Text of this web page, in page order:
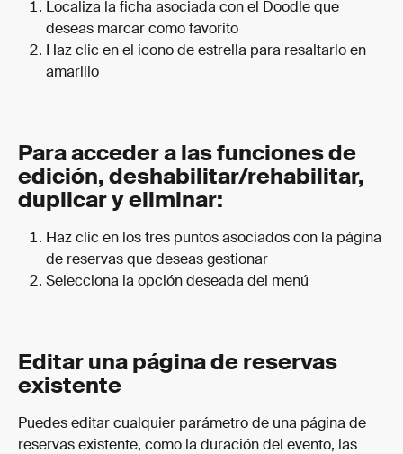
Localiza la ficha asociada con el Doodle que
deseas marcar como favorito
Haz clic en el icono de estrella para resaltarlo en
amarillo
Para acceder a las funciones de
edición, deshabilitar/rehabilitar,
duplicar y eliminar:
Haz clic en los tres puntos asociados con la página
de reservas que deseas gestionar
Selecciona la opción deseada del menú
Editar una página de reservas
existente
Puedes editar cualquier parámetro de una página de
reservas existente, como la duración del evento, las